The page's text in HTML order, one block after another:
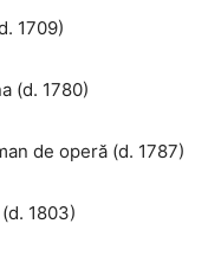
1709)
(d. 1780)
de operă (d. 1787)
1803)